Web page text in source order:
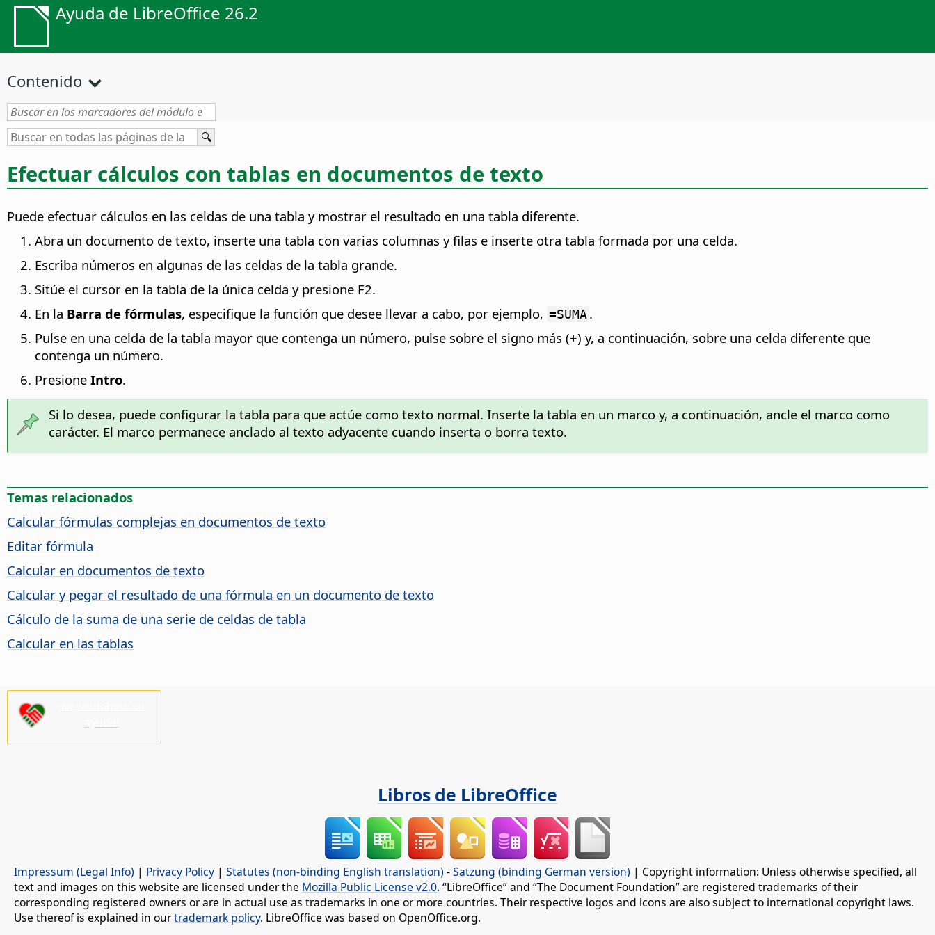
Ayuda de LibreOffice 26.2
Contenido
Efectuar cálculos con tablas en documentos de texto
Puede efectuar cálculos en las celdas de una tabla y mostrar el resultado en una tabla diferente.
Abra un documento de texto, inserte una tabla con varias columnas y filas e inserte otra tabla formada por una celda.
Escriba números en algunas de las celdas de la tabla grande.
Sitúe el cursor en la tabla de la única celda y presione F2.
En la Barra de fórmulas, especifique la función que desee llevar a cabo, por ejemplo, =SUMA.
Pulse en una celda de la tabla mayor que contenga un número, pulse sobre el signo más (+) y, a continuación, sobre una celda diferente que
contenga un número.
Presione Intro.
Si lo desea, puede configurar la tabla para que actúe como texto normal. Inserte la tabla en un marco y, a continuación, ancle el marco como
carácter. El marco permanece anclado al texto adyacente cuando inserta o borra texto.
Temas relacionados
Calcular fórmulas complejas en documentos de texto
Editar fórmula
Calcular en documentos de texto
Calcular y pegar el resultado de una fórmula en un documento de texto
Cálculo de la suma de una serie de celdas de tabla
Calcular en las tablas
Libros de LibreOffice
Impressum (Legal Info) | Privacy Policy | Statutes (non-binding English translation) -Satzung (binding German version) | Copyright information: Unless otherwise specified, all
text and images on this website are licensed under the Mozilla Public License v2.0. “LibreOffice” and “The Document Foundation” are registered trademarks of their
corresponding registered owners or are in actual use as trademarks in one or more countries. Their respective logos and icons are also subject to international copyright laws.
Use thereof is explained in ourtrademark policy. LibreOffice was based on OpenOffice.org.